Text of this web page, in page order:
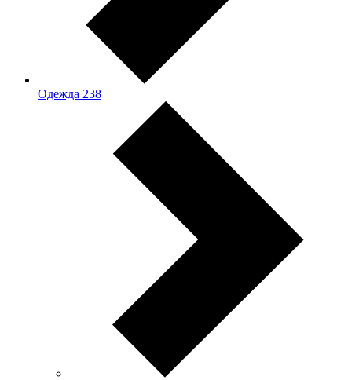
Одежда 238